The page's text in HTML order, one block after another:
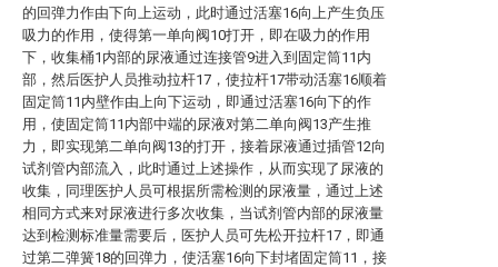
的回弹力作由下向上运动，此时通过活塞16向上产生负压
吸力的作用，使得第一单向阀10打开，即在吸力的作用
下，收集桶1内部的尿液通过连接管9进入到固定筒11内
部，然后医护人员推动拉杆17，使拉杆17带动活塞16顺着
固定筒11内壁作由上向下运动，即通过活塞16向下的作
用，使固定筒11内部中端的尿液对第二单向阀13产生推
力，即实现第二单向阀13的打开，接着尿液通过插管12向
试剂管内部流入，此时通过上述操作，从而实现了尿液的
收集，同理医护人员可根据所需检测的尿液量，通过上述
相同方式来对尿液进行多次收集，当试剂管内部的尿液量
达到检测标准量需要后，医护人员可先松开拉杆17，即通
过第二弹簧18的回弹力，使活塞16向下封堵固定筒11，接